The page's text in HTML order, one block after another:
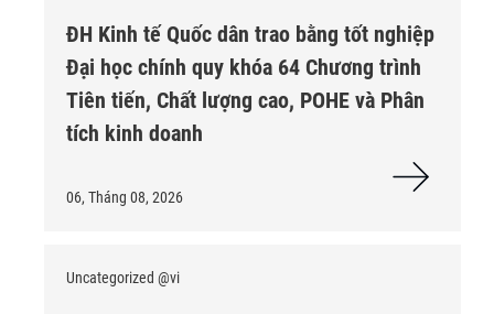
ĐH Kinh tế Quốc dân trao bằng tốt nghiệp
Đại học chính quy khóa 64 Chương trình
Tiên tiến, Chất lượng cao, POHE và Phân
tích kinh doanh
06, Tháng 08, 2026
Uncategorized @vi